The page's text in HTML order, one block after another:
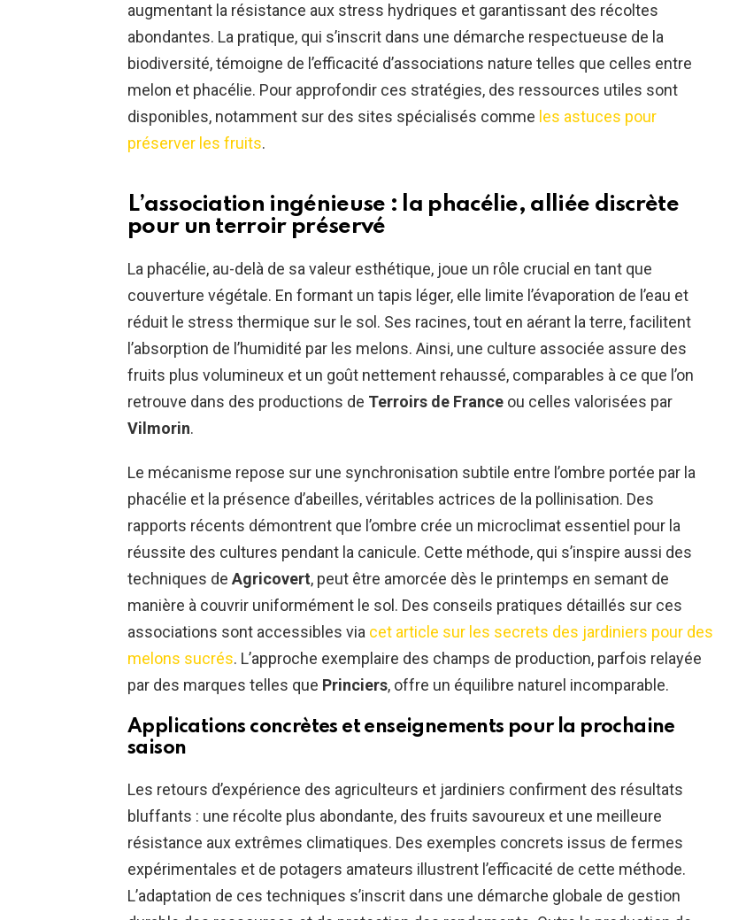
augmentant la résistance aux stress hydriques et garantissant des récoltes
abondantes. La pratique, qui s’inscrit dans une démarche respectueuse de la
biodiversité, témoigne de l’efficacité d’associations nature telles que celles entre
melon et phacélie. Pour approfondir ces stratégies, des ressources utiles sont
disponibles, notamment sur des sites spécialisés comme les astuces pour
préserver les fruits.
L’association ingénieuse : la phacélie, alliée discrète
pour un terroir préservé
La phacélie, au-delà de sa valeur esthétique, joue un rôle crucial en tant que
couverture végétale. En formant un tapis léger, elle limite l’évaporation de l’eau et
réduit le stress thermique sur le sol. Ses racines, tout en aérant la terre, facilitent
l’absorption de l’humidité par les melons. Ainsi, une culture associée assure des
fruits plus volumineux et un goût nettement rehaussé, comparables à ce que l’on
retrouve dans des productions de Terroirs de France ou celles valorisées par
Vilmorin.
Le mécanisme repose sur une synchronisation subtile entre l’ombre portée par la
phacélie et la présence d’abeilles, véritables actrices de la pollinisation. Des
rapports récents démontrent que l’ombre crée un microclimat essentiel pour la
réussite des cultures pendant la canicule. Cette méthode, qui s’inspire aussi des
techniques de Agricovert, peut être amorcée dès le printemps en semant de
manière à couvrir uniformément le sol. Des conseils pratiques détaillés sur ces
associations sont accessibles via cet article sur les secrets des jardiniers pour des
melons sucrés. L’approche exemplaire des champs de production, parfois relayée
par des marques telles que Princiers, offre un équilibre naturel incomparable.
Applications concrètes et enseignements pour la prochaine
saison
Les retours d’expérience des agriculteurs et jardiniers confirment des résultats
bluffants : une récolte plus abondante, des fruits savoureux et une meilleure
résistance aux extrêmes climatiques. Des exemples concrets issus de fermes
expérimentales et de potagers amateurs illustrent l’efficacité de cette méthode.
L’adaptation de ces techniques s’inscrit dans une démarche globale de gestion